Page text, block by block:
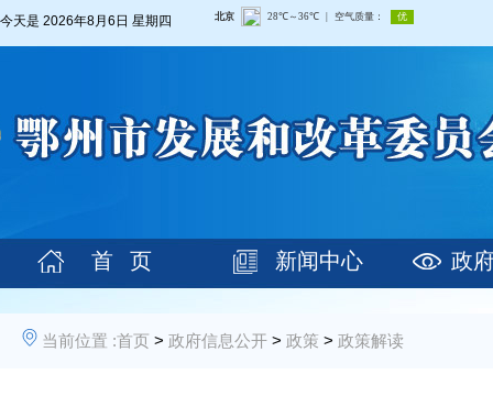
今天是 2026年8月6日 星期四
首 页 新闻中心 政
当前位置 :首页 > 政府信息公开 > 政策 > 政策解读